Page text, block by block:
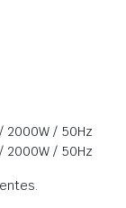
2000W / 50Hz
2000W / 50Hz